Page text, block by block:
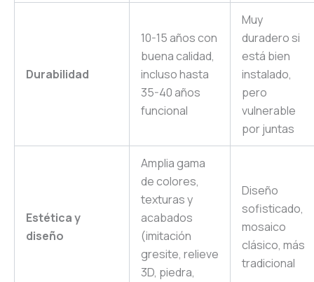
Durabilidad
10-15 años con
buena calidad,
incluso hasta
35-40 años
funcional
Muy
duradero si
está bien
instalado,
pero
vulnerable
por juntas
Estética y
diseño
Amplia gama
de colores,
texturas y
acabados
(imitación
gresite, relieve
3D, piedra,
Diseño
sofisticado,
mosaico
clásico, más
tradicional